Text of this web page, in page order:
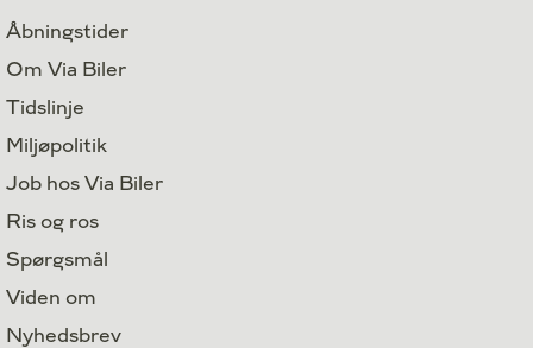
Åbningstider
Om Via Biler
Tidslinje
Miljøpolitik
Job hos Via Biler
Ris og ros
Spørgsmål
Viden om
Nyhedsbrev